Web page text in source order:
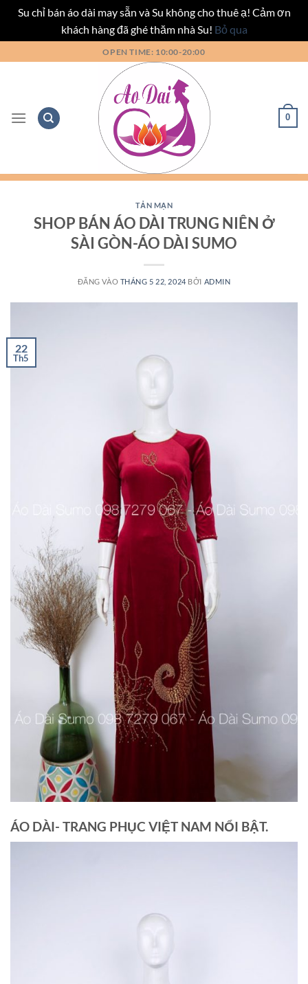
Su chỉ bán áo dài may sẵn và Su không cho thuê ạ! Cảm ơn
khách hàng đã ghé thăm nhà Su! Bỏ qua
qua
OPEN TIME: 10:00-20:00
0
TẢN MẠN
SHOP BÁN ÁO DÀI TRUNG NIÊN Ở
SÀI GÒN-ÁO DÀI SUMO
ĐĂNG VÀO THÁNG 5 22, 2024 BỞI ADMIN
22
Th5
ÁO DÀI- TRANG PHỤC VIỆT NAM NỔI BẬT.